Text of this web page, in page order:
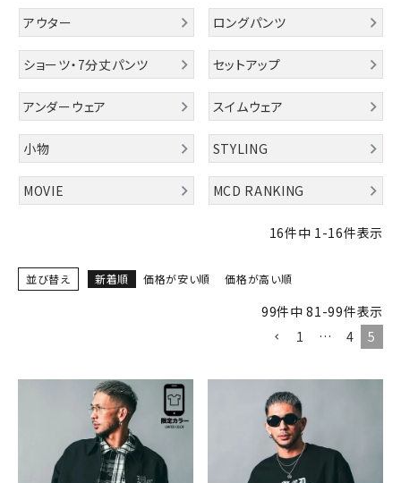
カテゴリー
スタイリング
ニュース・特集
ランキング
詳しい条件から探す
アウター ロングパンツ
ショーツ・7分丈パンツ セットアップ
アンダーウェア スイムウェア
小物 STYLING
MOVIE MCD RANKING
16件中 1-16件表示
並び替え 新着順 価格が安い順 価格が高い順
99件中 81-99件表示
1
… 4 5